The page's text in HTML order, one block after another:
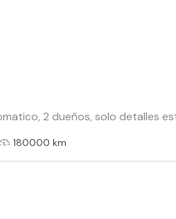
2 dueños, solo detalles
180000 km